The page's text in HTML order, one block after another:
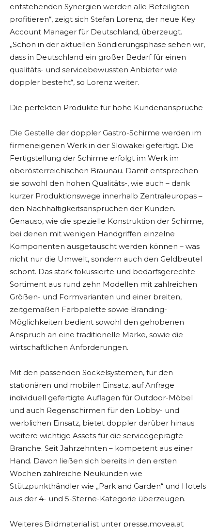
entstehenden Synergien werden alle Beteiligten
profitieren“, zeigt sich Stefan Lorenz, der neue Key
Account Manager für Deutschland, überzeugt.
„Schon in der aktuellen Sondierungsphase sehen wir,
dass in Deutschland ein großer Bedarf für einen
qualitäts- und servicebewussten Anbieter wie
doppler besteht“, so Lorenz weiter.
Die perfekten Produkte für hohe Kundenansprüche
Die Gestelle der doppler Gastro-Schirme werden im
firmeneigenen Werk in der Slowakei gefertigt. Die
Fertigstellung der Schirme erfolgt im Werk im
oberösterreichischen Braunau. Damit entsprechen
sie sowohl den hohen Qualitäts-, wie auch – dank
kurzer Produktionswege innerhalb Zentraleuropas –
den Nachhaltigkeitsansprüchen der Kunden.
Genauso, wie die spezielle Konstruktion der Schirme,
bei denen mit wenigen Handgriffen einzelne
Komponenten ausgetauscht werden können – was
nicht nur die Umwelt, sondern auch den Geldbeutel
schont. Das stark fokussierte und bedarfsgerechte
Sortiment aus rund zehn Modellen mit zahlreichen
Größen- und Formvarianten und einer breiten,
zeitgemäßen Farbpalette sowie Branding-
Möglichkeiten bedient sowohl den gehobenen
Anspruch an eine traditionelle Marke, sowie die
wirtschaftlichen Anforderungen.
Mit den passenden Sockelsystemen, für den
stationären und mobilen Einsatz, auf Anfrage
individuell gefertigte Auflagen für Outdoor-Möbel
und auch Regenschirmen für den Lobby- und
werblichen Einsatz, bietet doppler darüber hinaus
weitere wichtige Assets für die servicegeprägte
Branche. Seit Jahrzehnten – kompetent aus einer
Hand. Davon ließen sich bereits in den ersten
Wochen zahlreiche Neukunden wie
Stützpunkthändler wie „Park and Garden“ und Hotels
aus der 4- und 5-Sterne-Kategorie überzeugen.
Weiteres Bildmaterial ist unter presse.movea.at